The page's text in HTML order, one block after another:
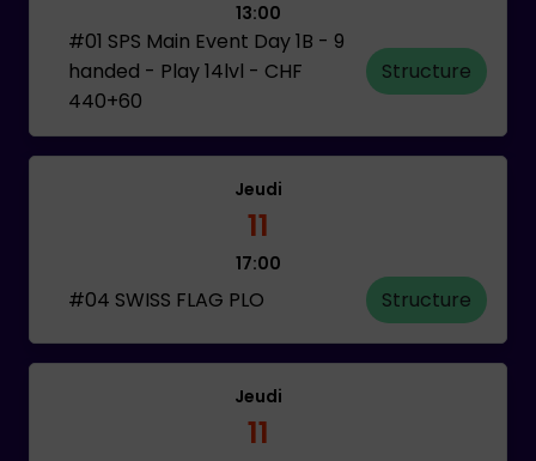
13:00
#01 SPS Main Event Day 1B - 9
handed - Play 14lvl - CHF
440+60
Structure
Jeudi
11
17:00
#04 SWISS FLAG PLO Structure
Jeudi
11